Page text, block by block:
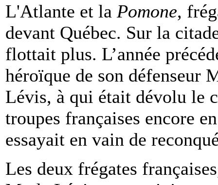
L'Atlante et la Pomone,
devant Québec. Sur la
flottait plus. L’année
héroïque de son défenseur
Lévis, à qui était dévolu le
troupes françaises encore
essayait en vain de
Les deux frégates